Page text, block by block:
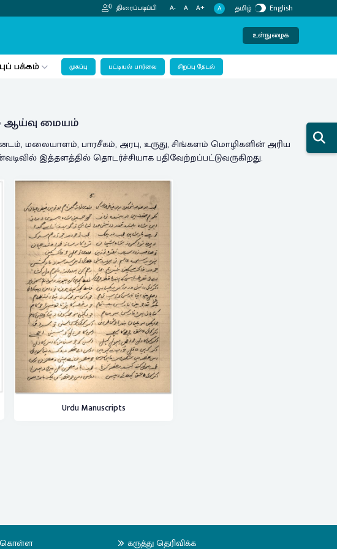
திரைப்படிப்பி A- A A+ A தமிழ் English
உள்நுழைக
பக்கம் முகப்பு பட்டியல் பார்வை சிறப்பு தேடல்
ஆய்வு மையம்
மலையாளம், பாரசீகம், அரபு, உருது, சிங்களம் மொழிகளின் அரிய
இத்தளத்தில் தொடர்ச்சியாக பதிவேற்றப்பட்டுவருகிறது.
Urdu Manuscripts
கருத்து தெரிவிக்க